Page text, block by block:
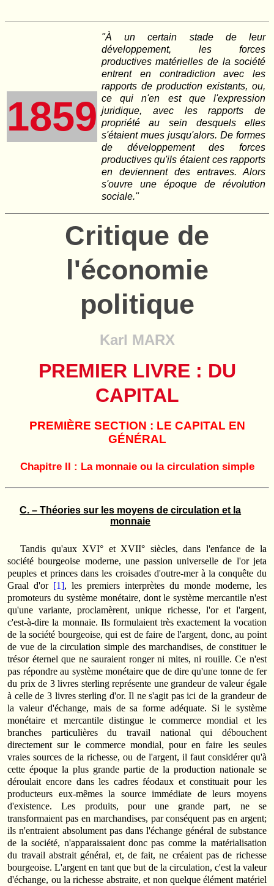
1859
"À un certain stade de leur
développement, les forces
productives matérielles de la société
entrent en contradiction avec les
rapports de production existants, ou,
ce qui n'en est que l'expression
juridique, avec les rapports de
propriété au sein desquels elles
s'étaient mues jusqu'alors. De formes
de développement des forces
productives qu'ils étaient ces rapports
en deviennent des entraves. Alors
s'ouvre une époque de révolution
sociale."
Critique de
l'économie
politique
Karl MARX
PREMIER LIVRE : DU
CAPITAL
PREMIÈRE SECTION : LE CAPITAL EN
GÉNÉRAL
Chapitre II : La monnaie ou la circulation simple
C. – Théories sur les moyens de circulation et la
monnaie
Tandis qu'aux XVI° et XVII° siècles, dans l'enfance de la
société bourgeoise moderne, une passion universelle de l'or jeta
peuples et princes dans les croisades d'outre-mer à la conquête du
Graal d'or [1], les premiers interprètes du monde moderne, les
promoteurs du système monétaire, dont le système mercantile n'est
qu'une variante, proclamèrent, unique richesse, l'or et l'argent,
c'est-à-dire la monnaie. Ils formulaient très exactement la vocation
de la société bourgeoise, qui est de faire de l'argent, donc, au point
de vue de la circulation simple des marchandises, de constituer le
trésor éternel que ne sauraient ronger ni mites, ni rouille. Ce n'est
pas répondre au système monétaire que de dire qu'une tonne de fer
du prix de 3 livres sterling représente une grandeur de valeur égale
à celle de 3 livres sterling d'or. Il ne s'agit pas ici de la grandeur de
la valeur d'échange, mais de sa forme adéquate. Si le système
monétaire et mercantile distingue le commerce mondial et les
branches particulières du travail national qui débouchent
directement sur le commerce mondial, pour en faire les seules
vraies sources de la richesse, ou de l'argent, il faut considérer qu'à
cette époque la plus grande partie de la production nationale se
déroulait encore dans les cadres féodaux et constituait pour les
producteurs eux-mêmes la source immédiate de leurs moyens
d'existence. Les produits, pour une grande part, ne se
transformaient pas en marchandises, par conséquent pas en argent;
ils n'entraient absolument pas dans l'échange général de substance
de la société, n'apparaissaient donc pas comme la matérialisation
du travail abstrait général, et, de fait, ne créaient pas de richesse
bourgeoise. L'argent en tant que but de la circulation, c'est la valeur
d'échange, ou la richesse abstraite, et non quelque élément matériel